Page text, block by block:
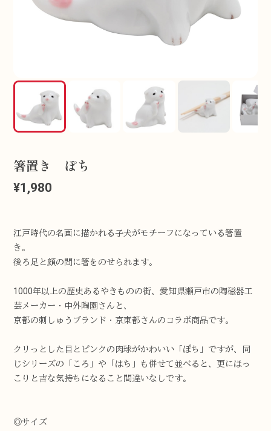
箸置き ぽち
¥1,980
江戸時代の名画に描かれる子犬がモチーフになっている箸置
き。
後ろ足と顔の間に箸をのせられます。
1000年以上の歴史あるやきものの街、愛知県瀬戸市の陶磁器工
芸メーカー・中外陶園さんと、
京都の刺しゅうブランド・京東都さんのコラボ商品です。
クリっとした目とピンクの肉球がかわいい「ぽち」ですが、同
じシリーズの「ころ」や「はち」も併せて並べると、更にほっ
こりと吉な気持ちになること間違いなしです。
◎サイズ